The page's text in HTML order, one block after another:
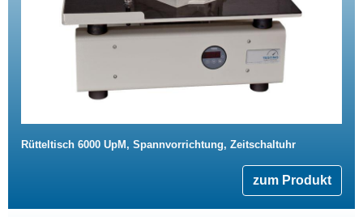
Rütteltisch 6000 UpM, Spannvorrichtung, Zeitschaltuhr
zum Produkt